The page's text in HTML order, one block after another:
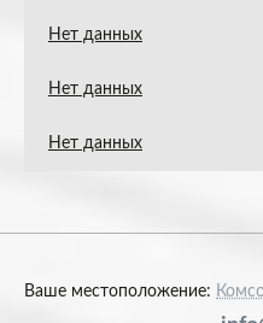
Нет данных
Нет данных
Нет данных
Ваше местоположение: